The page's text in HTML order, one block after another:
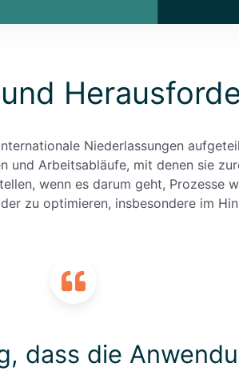
Niederlassungen
und Arbeitsabläufe, mit denen sie
wenn es darum geht, Prozesse
zu optimieren, insbesondere im
dass die